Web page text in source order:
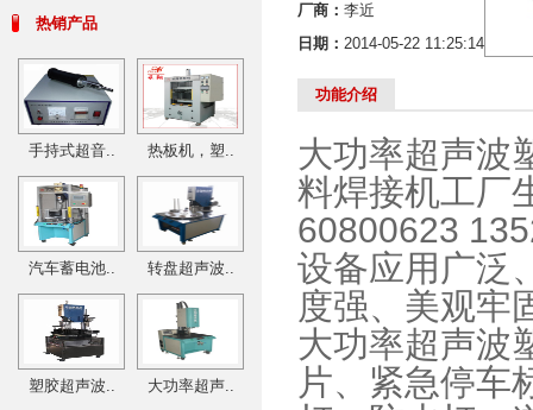
热销产品
手持式超音.. 热板机，塑..
汽车蓄电池.. 转盘超声波..
塑胶超声波.. 大功率超声..
厂商： 李近
日期： 2014-05-22 11:25:14
功能介绍
大功率超声波
料焊接机工厂
60800623
设备应用广泛
度强、美观牢
大功率超声波
片、紧急停车